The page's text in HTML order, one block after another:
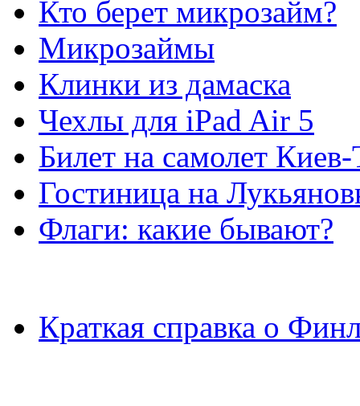
Кто берет микрозайм?
Микрозаймы
Клинки из дамаска
Чехлы для iPad Air 5
Билет на самолет
Гостиница на
Флаги: какие бывают?
Краткая справка о